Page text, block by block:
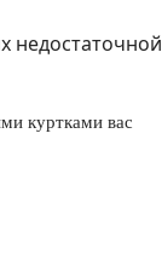
недостаточной
куртками вас